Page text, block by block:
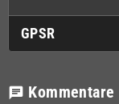
GPSR
chat Kommentare